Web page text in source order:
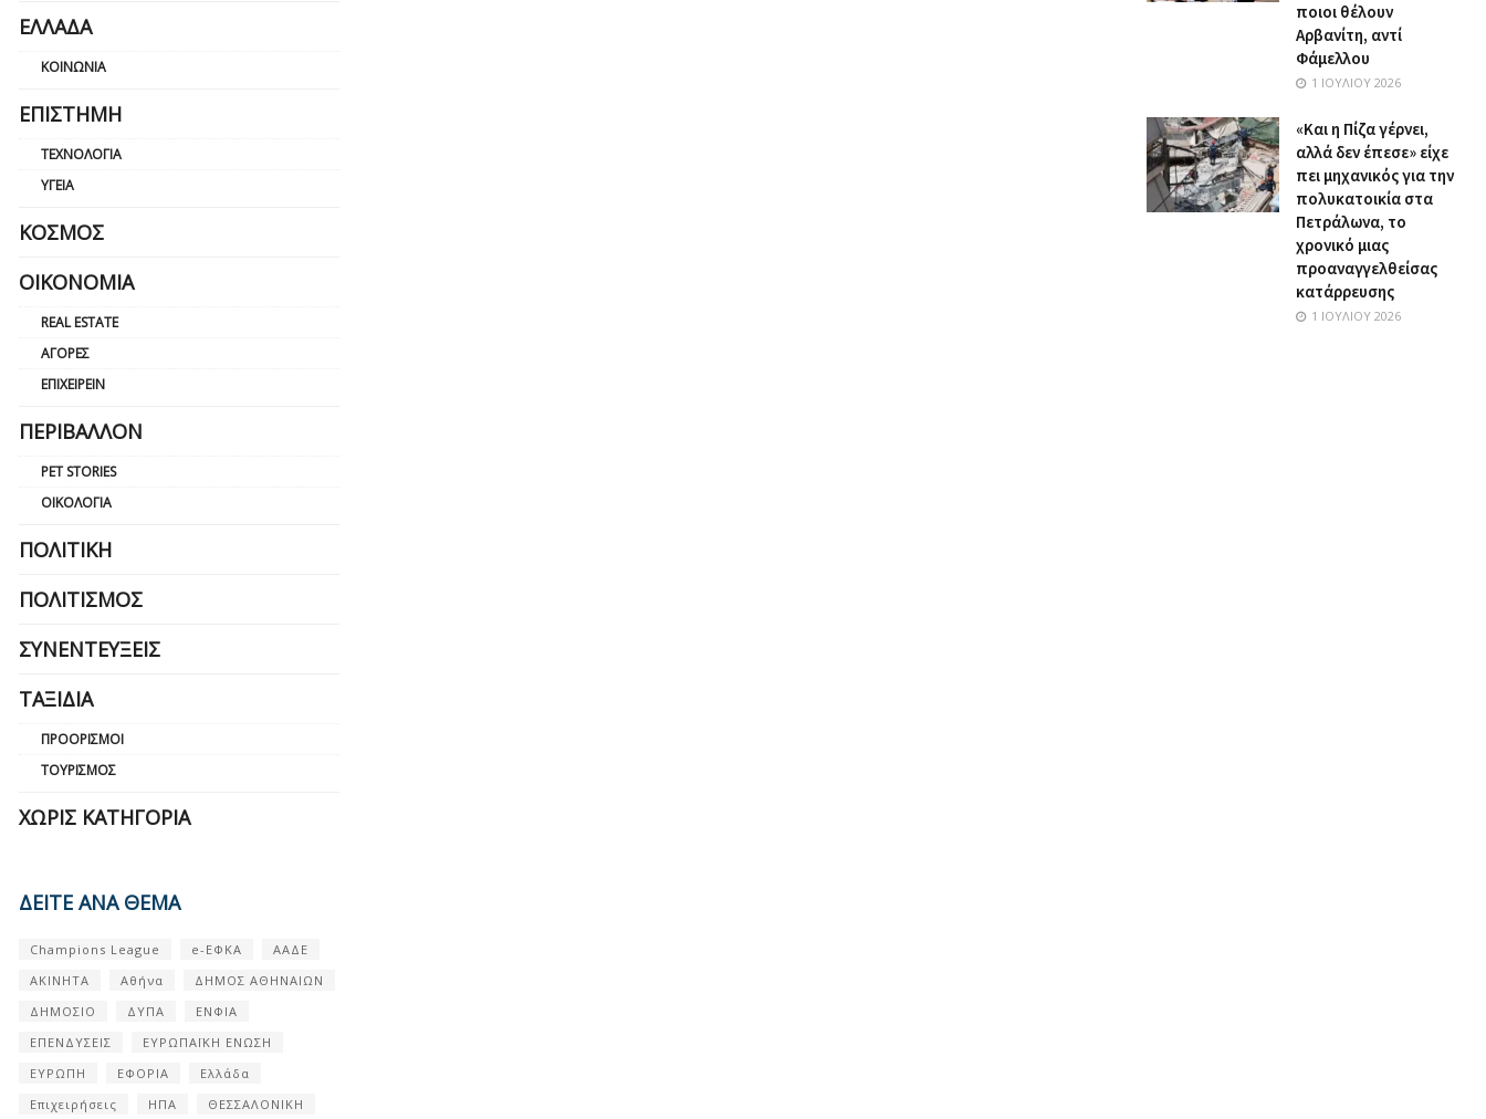
ΕΛΛΆΔΑ
ΚΟΙΝΩΝΊΑ
ΕΠΙΣΤΉΜΗ
ΤΕΧΝΟΛΟΓΊΑ
ΥΓΕΊΑ
ΚΌΣΜΟΣ
ΟΙΚΟΝΟΜΊΑ
REAL ESTATE
ΑΓΟΡΈΣ
ΕΠΙΧΕΙΡΕΊΝ
ΠΕΡΙΒΆΛΛΟΝ
PET STORIES
ΟΙΚΟΛΟΓΊΑ
ΠΟΛΙΤΙΚΉ
ΠΟΛΙΤΙΣΜΌΣ
ΣΥΝΕΝΤΕΎΞΕΙΣ
ΤΑΞΊΔΙΑ
ΠΡΟΟΡΙΣΜΟΊ
ΤΟΥΡΙΣΜΌΣ
ΧΩΡΊΣ ΚΑΤΗΓΟΡΊΑ
ΔΕΙΤΕ ΑΝΑ ΘΕΜΑ
Champions League e-ΕΦΚΑ
ΑΑΔΕ
ΑΚΙΝΗΤΑ
Αθήνα
ΔΗΜΟΣ ΑΘΗΝΑΙΩΝ
ΔΗΜΟΣΙΟ
ΔΥΠΑ
ΕΝΦΙΑ
ΕΠΕΝΔΥΣΕΙΣ
ΕΥΡΩΠΑΪΚΗ ΕΝΩΣΗ
ΕΥΡΩΠΗ
ΕΦΟΡΙΑ
Ελλάδα
Επιχειρήσεις
ΗΠΑ
ΘΕΣΣΑΛΟΝΙΚΗ
ποιοι θέλουν
Αρβανίτη, αντί
Φάμελλου
1 ΙΟΥΛΊΟΥ 2026
«Και η Πίζα γέρνει,
αλλά δεν έπεσε» είχε
πει μηχανικός για την
πολυκατοικία στα
Πετράλωνα, το
χρονικό μιας
προαναγγελθείσας
κατάρρευσης
1 ΙΟΥΛΊΟΥ 2026